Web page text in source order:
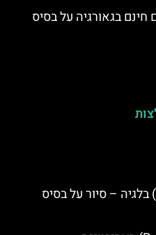
חינם בגאורגיה על בסיס
סיורים חינם בלובן (Leuven) בלגיה – סיור על בסיס